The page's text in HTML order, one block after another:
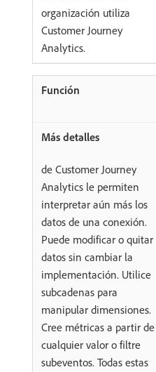
organización utiliza
Customer Journey
Analytics.
de Customer Journey
Analytics le permiten
interpretar aún más los
datos de una conexión.
Puede modificar o quitar
datos sin cambiar la
implementación. Utilice
subcadenas para
manipular dimensiones.
Cree métricas a partir de
cualquier valor o filtre
subeventos. Todas estas